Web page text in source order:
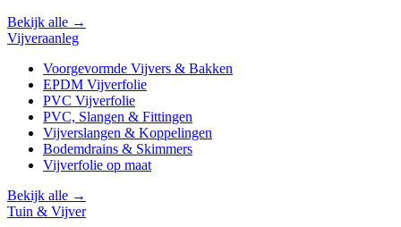
Bekijk alle →
Vijveraanleg
Voorgevormde Vijvers & Bakken
EPDM Vijverfolie
PVC Vijverfolie
PVC, Slangen & Fittingen
Vijverslangen & Koppelingen
Bodemdrains & Skimmers
Vijverfolie op maat
Bekijk alle →
Tuin & Vijver